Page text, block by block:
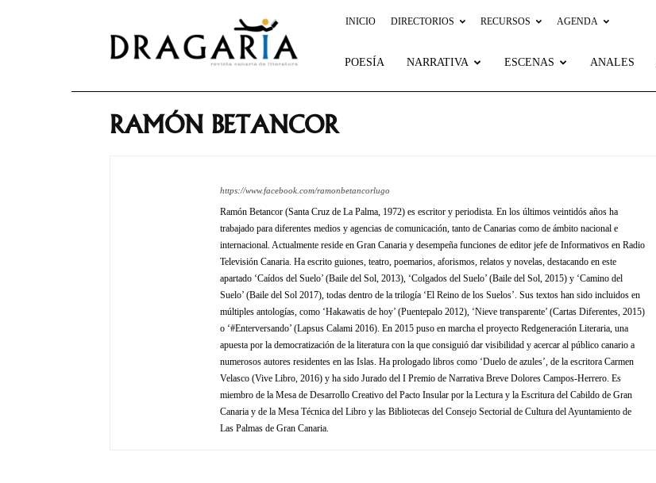
INICIO DIRECTORIOS RECURSOS AGENDA
POESÍA NARRATIVA ESCENAS ANALES
RAMÓN BETANCOR
https://www.facebook.com/ramonbetancorlugo
Ramón Betancor (Santa Cruz de La Palma, 1972) es escritor y periodista. En los últimos veintidós años ha
trabajado para diferentes medios y agencias de comunicación, tanto de Canarias como de ámbito nacional e
internacional. Actualmente reside en Gran Canaria y desempeña funciones de editor jefe de Informativos en Radio
Televisión Canaria. Ha escrito guiones, teatro, poemarios, aforismos, relatos y novelas, destacando en este
apartado ‘Caídos del Suelo’ (Baile del Sol, 2013), ‘Colgados del Suelo’ (Baile del Sol, 2015) y ‘Camino del
Suelo’ (Baile del Sol 2017), todas dentro de la trilogía ‘El Reino de los Suelos’. Sus textos han sido incluidos en
múltiples antologías, como ‘Hakawatis de hoy’ (Puentepalo 2012), ‘Nieve transparente’ (Cartas Diferentes, 2015)
o ‘#Enterversando’ (Lapsus Calami 2016). En 2015 puso en marcha el proyecto Redgeneración Literaria, una
apuesta por la democratización de la literatura con la que consiguió dar visibilidad y acercar al público canario a
numerosos autores residentes en las Islas. Ha prologado libros como ‘Duelo de azules’, de la escritora Carmen
Velasco (Vive Libro, 2016) y ha sido Jurado del I Premio de Narrativa Breve Dolores Campos-Herrero. Es
miembro de la Mesa de Desarrollo Creativo del Pacto Insular por la Lectura y la Escritura del Cabildo de Gran
Canaria y de la Mesa Técnica del Libro y las Bibliotecas del Consejo Sectorial de Cultura del Ayuntamiento de
Las Palmas de Gran Canaria.